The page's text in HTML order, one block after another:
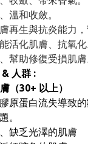
溫和收斂。
再生與抗炎能力，
活化肌膚、抗氧化
幫助修復受損肌膚
人群 :
（30+ 以上）
原蛋白流失導致
。
缺乏光澤的肌膚